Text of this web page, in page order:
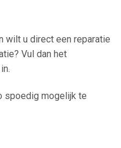
wilt u direct een reparatie
Vul dan het
spoedig mogelijk te